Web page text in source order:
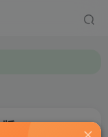
本站已开启QQ微信快速登录 ,拥有本站会员用户及时请问个人中心绑定！